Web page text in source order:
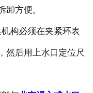
卸方便。
构必须在夹紧环表
然后用上水口定位尺